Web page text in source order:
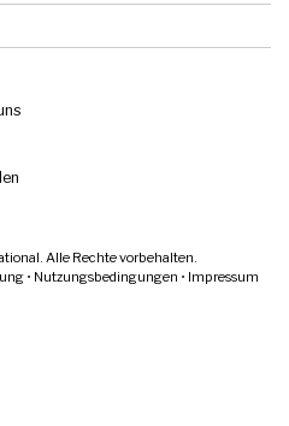
Alle Rechte vorbehalten.
• Nutzungsbedingungen • Impressum